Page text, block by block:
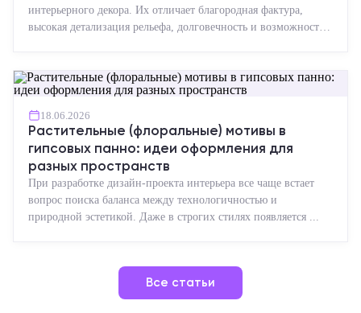
интерьерного декора. Их отличает благородная фактура,
высокая детализация рельефа, долговечность и возможность
18.06.2026
Растительные (флоральные) мотивы в
гипсовых панно: идеи оформления для
разных пространств
При разработке дизайн-проекта интерьера все чаще встает
вопрос поиска баланса между технологичностью и
природной эстетикой. Даже в строгих стилях появляется ...
Все статьи